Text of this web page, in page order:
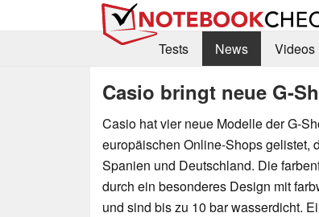
Tests
News Videos
Casio bringt neue G-
Casio hat vier neue Modelle der G-
europäischen Online-Shops gelistet,
Spanien und Deutschland. Die
durch ein besonderes Design mit
und sind bis zu 10 bar wasserdicht.